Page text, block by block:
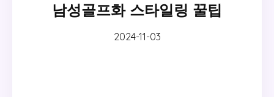
남성골프화 스타일링 꿀팁
2024-11-03